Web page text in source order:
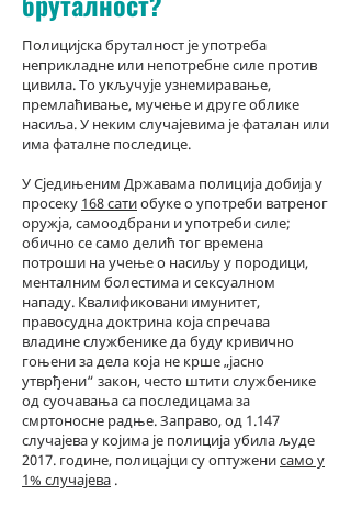
Полицијска бруталност је употреба
неприкладне или непотребне силе против
цивила. То укључује узнемиравање,
премлаћивање, мучење и друге облике
насиља. У неким случајевима је фаталан или
има фаталне последице.
У Сједињеним Државама полиција добија у
просеку 168 сатиобуке о употреби ватреног
оружја, самоодбрани и употреби силе;
обично се само делић тог времена
потроши на учење о насиљу у породици,
менталним болестима и сексуалном
нападу. Квалификовани имунитет,
правосудна доктрина која спречава
владине службенике да буду кривично
гоњени за дела која не крше „јасно
утврђени“ закон, често штити службенике
од суочавања са последицама за
смртоносне радње. Заправо, од 1.147
случајева у којима је полиција убила људе
2017. године, полицајци су оптуженисамо у
1% случајева .